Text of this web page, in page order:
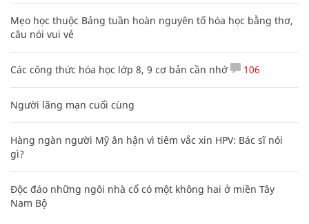
Mẹo học thuộc Bảng tuần hoàn nguyên tố hóa học bằng thơ,
câu nói vui vẻ
Các công thức hóa học lớp 8, 9 cơ bản cần nhớ 106
Người lãng mạn cuối cùng
Hàng ngàn người Mỹ ân hận vì tiêm vắc xin HPV: Bác sĩ nói
gì?
Độc đáo những ngôi nhà cổ có một không hai ở miền Tây
Nam Bộ